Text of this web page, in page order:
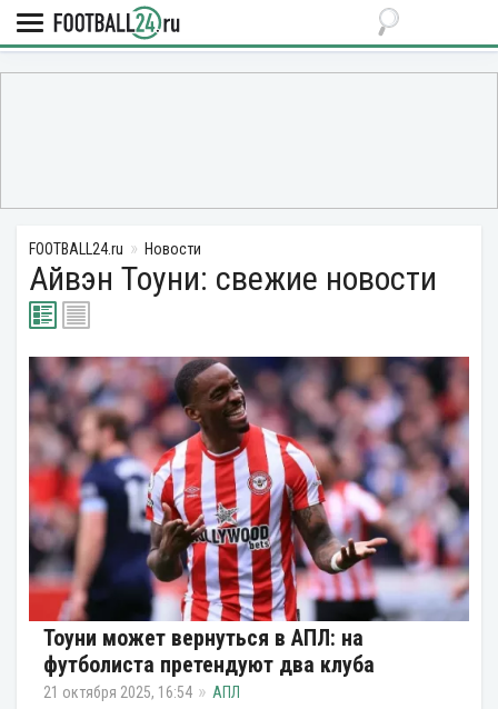
FOOTBALL24.ru Новости
Айвэн Тоуни: свежие новости
Тоуни может вернуться в АПЛ: на
футболиста претендуют два клуба
21 октября 2025, 16:54 АПЛ